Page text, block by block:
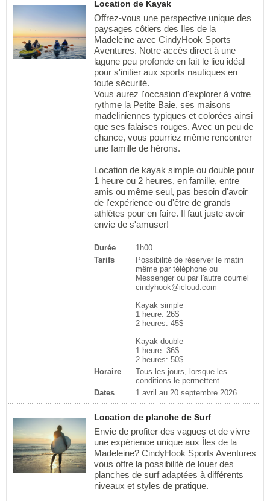
Location de Kayak
Offrez-vous une perspective unique des
paysages côtiers des Iles de la
Madeleine avec CindyHook Sports
Aventures. Notre accès direct à une
lagune peu profonde en fait le lieu idéal
pour s'initier aux sports nautiques en
toute sécurité.
Vous aurez l'occasion d'explorer à votre
rythme la Petite Baie, ses maisons
madeliniennes typiques et colorées ainsi
que ses falaises rouges. Avec un peu de
chance, vous pourriez même rencontrer
une famille de hérons.
Location de kayak simple ou double pour
1 heure ou 2 heures, en famille, entre
amis ou même seul, pas besoin d'avoir
de l'expérience ou d'être de grands
athlètes pour en faire. Il faut juste avoir
envie de s'amuser!
Durée
1h00
Tarifs
Possibilité de réserver le matin
même par téléphone ou
Messenger ou par l'autre courriel
cindyhook@icloud.com
Kayak simple
1 heure: 26$
2 heures: 45$
Kayak double
1 heure: 36$
2 heures: 50$
Horaire
Tous les jours, lorsque les
conditions le permettent.
Dates
1 avril au 20 septembre 2026
Location de planche de Surf
Envie de profiter des vagues et de vivre
une expérience unique aux Îles de la
Madeleine? CindyHook Sports Aventures
vous offre la possibilité de louer des
planches de surf adaptées à différents
niveaux et styles de pratique.